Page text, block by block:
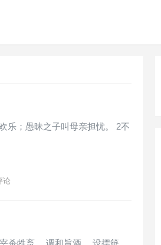
乐；愚昧之子叫母亲担忧。 2不
论
杀牲畜， 调和旨酒， 设摆筵